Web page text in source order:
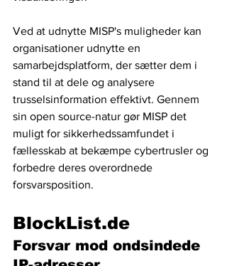
Ved at udnytte MISP's muligheder kan
organisationer udnytte en
samarbejdsplatform, der sætter dem i
stand til at dele og analysere
trusselsinformation effektivt. Gennem
sin open source-natur gør MISP det
muligt for sikkerhedssamfundet i
fællesskab at bekæmpe cybertrusler og
forbedre deres overordnede
forsvarsposition.
BlockList.de
Forsvar mod ondsindede